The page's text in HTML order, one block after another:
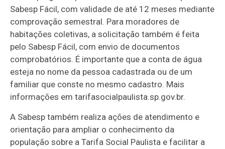
Sabesp Fácil, com validade de até 12 meses mediante
comprovação semestral. Para moradores de
habitações coletivas, a solicitação também é feita
pelo Sabesp Fácil, com envio de documentos
comprobatórios. É importante que a conta de água
esteja no nome da pessoa cadastrada ou de um
familiar que conste no mesmo cadastro. Mais
informações em tarifasocialpaulista.sp.gov.br.
A Sabesp também realiza ações de atendimento e
orientação para ampliar o conhecimento da
população sobre a Tarifa Social Paulista e facilitar a